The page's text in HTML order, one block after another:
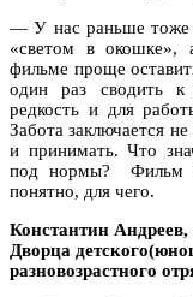
— У нас раньше тоже
«светом в окошке»,
фильме проще
один раз сводить к
редкость и для
Забота заключается
и принимать. Что
под нормы? Фильм
понятно, для чего.
Константин Андреев,
Дворца
разновозрастного